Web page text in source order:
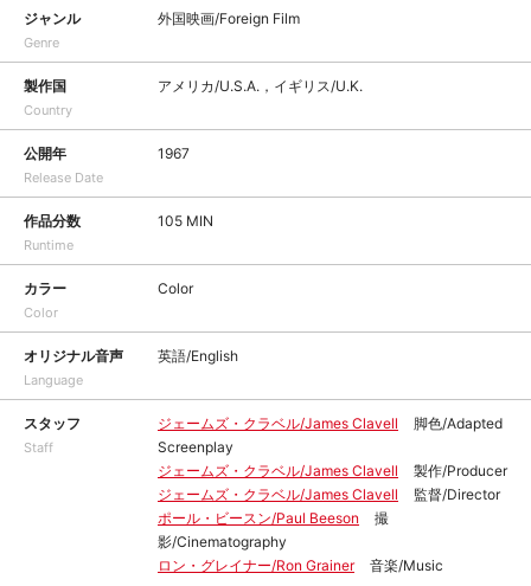
ジャンル
Genre
外国映画/Foreign Film
製作国
Country
アメリカ/U.S.A.，イギリス/U.K.
公開年
Release Date
1967
作品分数
Runtime
105 MIN
カラー
Color
Color
オリジナル音声
Language
英語/English
スタッフ
Staff
ジェームズ・クラベル/James Clavell
脚色/Adapted
Screenplay
ジェームズ・クラベル/James Clavell
製作/Producer
ジェームズ・クラベル/James Clavell
監督/Director
ポール・ビースン/Paul Beeson
撮
影/Cinematography
ロン・グレイナー/Ron Grainer
音楽/Music